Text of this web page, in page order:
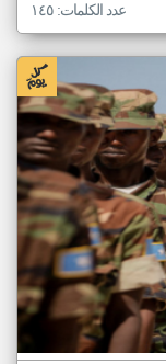
عدد الكلمات: ١٤٥